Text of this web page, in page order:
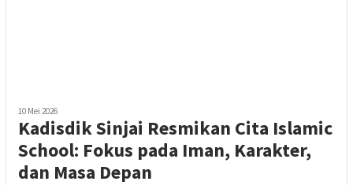
10 Mei 2026
Kadisdik Sinjai Resmikan Cita Islamic
School: Fokus pada Iman, Karakter,
dan Masa Depan